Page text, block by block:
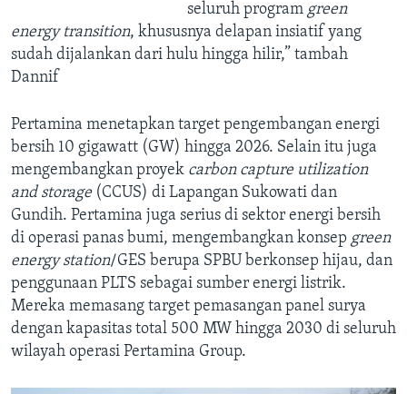
seluruh program green
energy transition, khususnya delapan insiatif yang
sudah dijalankan dari hulu hingga hilir,” tambah
Dannif
Pertamina menetapkan target pengembangan energi
bersih 10 gigawatt (GW) hingga 2026. Selain itu juga
mengembangkan proyek carbon capture utilization
and storage(CCUS) di Lapangan Sukowati dan
Gundih. Pertamina juga serius di sektor energi bersih
di operasi panas bumi, mengembangkan konsep green
energy station/GES berupa SPBU berkonsep hijau, dan
penggunaan PLTS sebagai sumber energi listrik.
Mereka memasang target pemasangan panel surya
dengan kapasitas total 500 MW hingga 2030 di seluruh
wilayah operasi Pertamina Group.